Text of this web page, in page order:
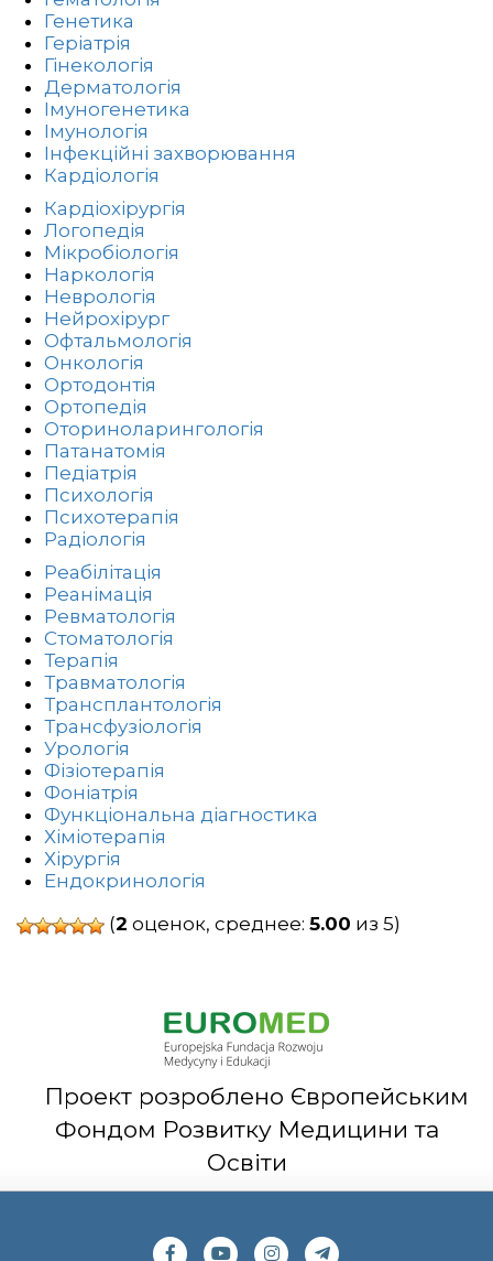
Генетика
Геріатрія
Гінекологія
Дерматологія
Імуногенетика
Імунологія
Інфекційні захворювання
Кардіологія
Кардіохірургія
Логопедія
Мікробіологія
Наркологія
Неврологія
Нейрохірург
Офтальмологія
Онкологія
Ортодонтія
Ортопедія
Оториноларингологія
Патанатомія
Педіатрія
Психологія
Психотерапія
Радіологія
Реабілітація
Реанімація
Ревматологія
Стоматологія
Терапія
Травматологія
Трансплантологія
Трансфузіологія
Урологія
Фізіотерапія
Фоніатрія
Функціональна діагностика
Хіміотерапія
Хірургія
Ендокринологія
(2 оценок, среднее: 5.00 из 5)
Проект розроблено Європейським
Фондом Розвитку Медицини та
Освіти